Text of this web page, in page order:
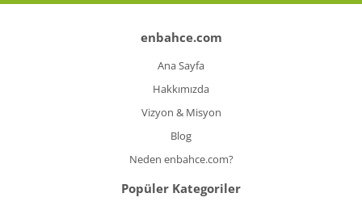
enbahce.com
Ana Sayfa
Hakkımızda
Vizyon & Misyon
Blog
Neden enbahce.com?
Popüler Kategoriler